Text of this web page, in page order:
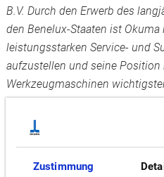
Zustimmung
B.V. Durch den Erwerb des
den Benelux-Staaten ist
leistungsstarken Service- und
aufzustellen und seine
Werkzeugmaschinen
konsequent zu stärken. Vor Ort
künftig zudem vom direkten
Produkten und Services.
Nach mehr als 40